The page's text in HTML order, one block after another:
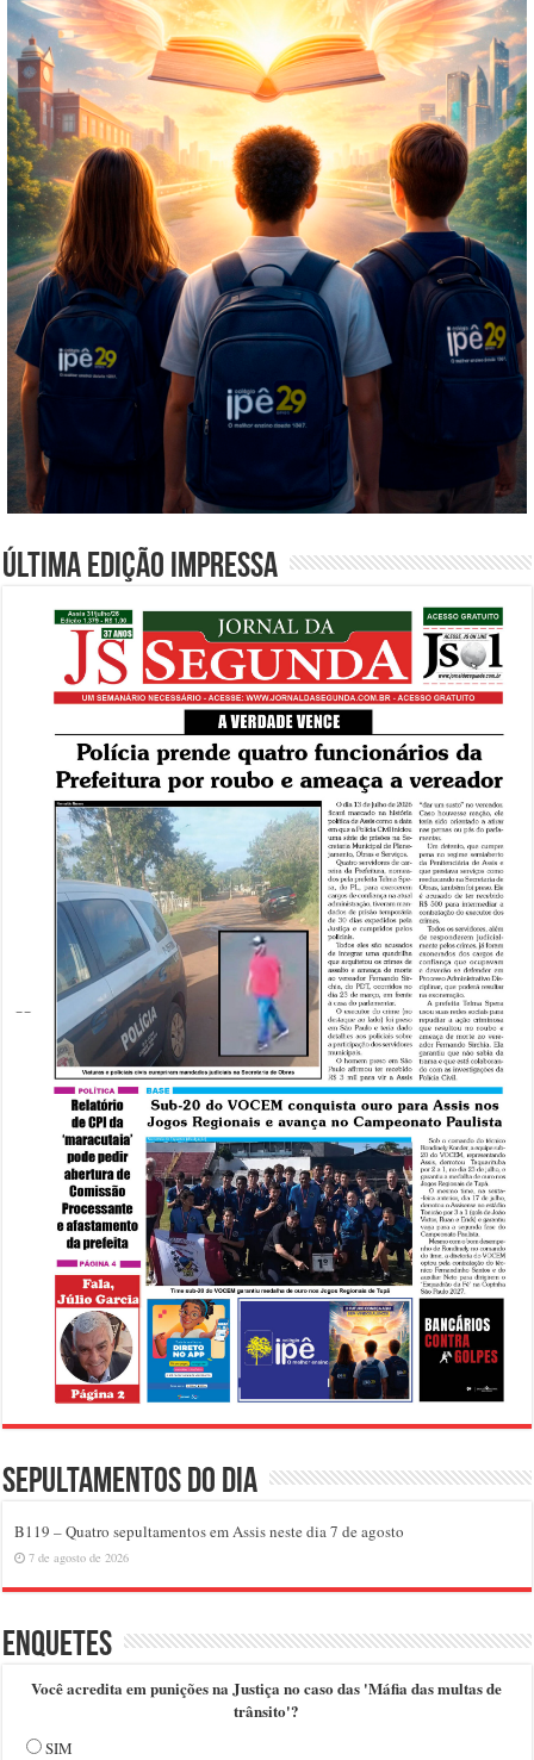
Última edição impressa
Sepultamentos do dia
B119 – Quatro sepultamentos em Assis neste dia 7 de agosto
7 de agosto de 2026
Enquetes
Você acredita em punições na Justiça no caso das 'Máfia das multas de
trânsito'?
SIM